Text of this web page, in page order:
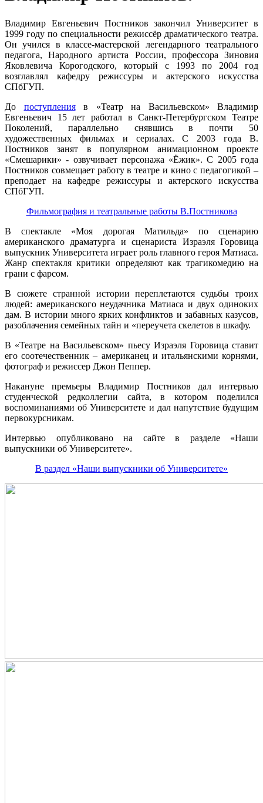
Владимир Евгеньевич Постников закончил Университет в
1999 году по специальности режиссёр драматического театра.
Он учился в классе-мастерской легендарного театрального
педагога, Народного артиста России, профессора Зиновия
Яковлевича Корогодского, который с 1993 по 2004 год
возглавлял кафедру режиссуры и актерского искусства
СПбГУП.
До поступленияв «Театр на Васильевском» Владимир
Евгеньевич 15 лет работал в Санкт-Петербургском Театре
Поколений, параллельно снявшись в почти 50
художественных фильмах и сериалах. С 2003 года В.
Постников занят в популярном анимационном проекте
«Смешарики» - озвучивает персонажа «Ёжик». С 2005 года
Постников совмещает работу в театре и кино с педагогикой –
преподает на кафедре режиссуры и актерского искусства
СПбГУП.
Фильмография и театральные работы В.Постникова
В спектакле «Моя дорогая Матильда» по сценарию
американского драматурга и сценариста Израэля Горовица
выпускник Университета играет роль главного героя Матиаса.
Жанр спектакля критики определяют как трагикомедию на
грани с фарсом.
В сюжете странной истории переплетаются судьбы троих
людей: американского неудачника Матиаса и двух одиноких
дам. В истории много ярких конфликтов и забавных казусов,
разоблачения семейных тайн и «переучета скелетов в шкафу.
В «Театре на Васильевском» пьесу Израэля Горовица ставит
его соотечественник – американец и итальянскими корнями,
фотограф и режиссер Джон Пеппер.
Накануне премьеры Владимир Постников дал интервью
студенческой редколлегии сайта, в котором поделился
воспоминаниями об Университете и дал напутствие будущим
первокурсникам.
Интервью опубликовано на сайте в разделе «Наши
выпускники об Университете».
В раздел «Наши выпускники об Университете»